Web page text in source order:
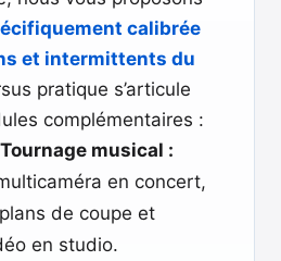
calibrée
et intermittents du
pratique s’articule
complémentaires :
musical :
en concert,
de coupe et
en studio.